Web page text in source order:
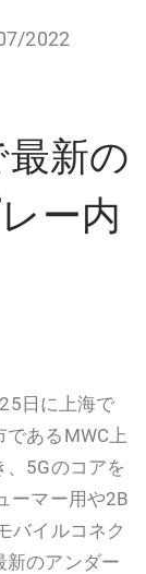
2022
新の
ー内
日に上海で
あるMWC上
5Gのコアを
ーマー用や2B
バイルコネク
新のアンダー